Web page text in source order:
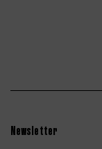
Newsletter